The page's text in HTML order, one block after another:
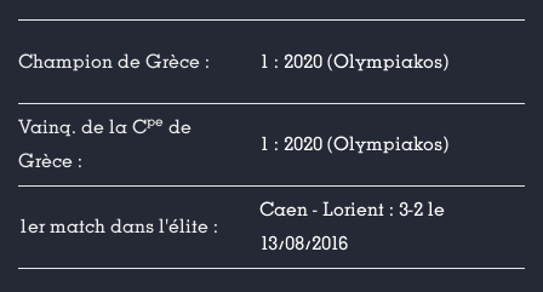
Champion de Grèce : 1 : 2020 (Olympiakos)
Vainq. de la Cpe de
Grèce :
1 : 2020 (Olympiakos)
1er match dans l'élite :
Caen - Lorient : 3-2 le
13/08/2016